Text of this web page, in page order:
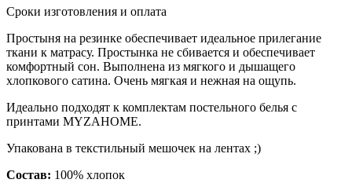
Сроки изготовления и оплата
Простыня на резинке обеспечивает идеальное прилегание
ткани к матрасу. Простынка не сбивается и обеспечивает
комфортный сон. Выполнена из мягкого и дышащего
хлопкового сатина. Очень мягкая и нежная на ощупь.
Идеально подходят к комплектам постельного белья с
принтами MYZAHOME.
Упакована в текстильный мешочек на лентах ;)
Состав: 100% хлопок